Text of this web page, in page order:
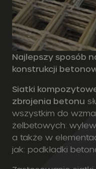
Najlepszy sposób
konstrukcji
Siatki
zbrojenia betonu
wszystkim do
żelbetowych:
a także w
jak: podkładki
Zastosowanie siatki
celu podniesienie
i podłoża,
ochronę